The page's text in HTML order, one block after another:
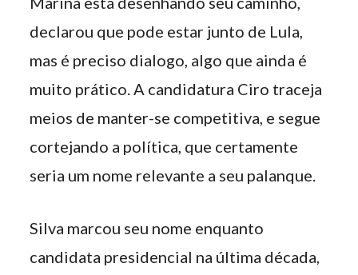
declarou que pode estar junto de Lula,
mas é preciso dialogo, algo que ainda é
muito prático. A candidatura Ciro traceja
meios de manter-se competitiva, e segue
cortejando a política, que certamente
seria um nome relevante a seu palanque.
Silva marcou seu nome enquanto
candidata presidencial na última década,